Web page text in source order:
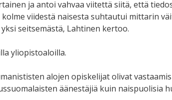
ja antoi vahvaa viitettä siitä, että
kolme viidestä naisesta suhtautui mittarin
seitsemästä, Lahtinen kertoo.
yliopistoaloilla.
alojen opiskelijat olivat
äänestäjiä kuin naispuolisia